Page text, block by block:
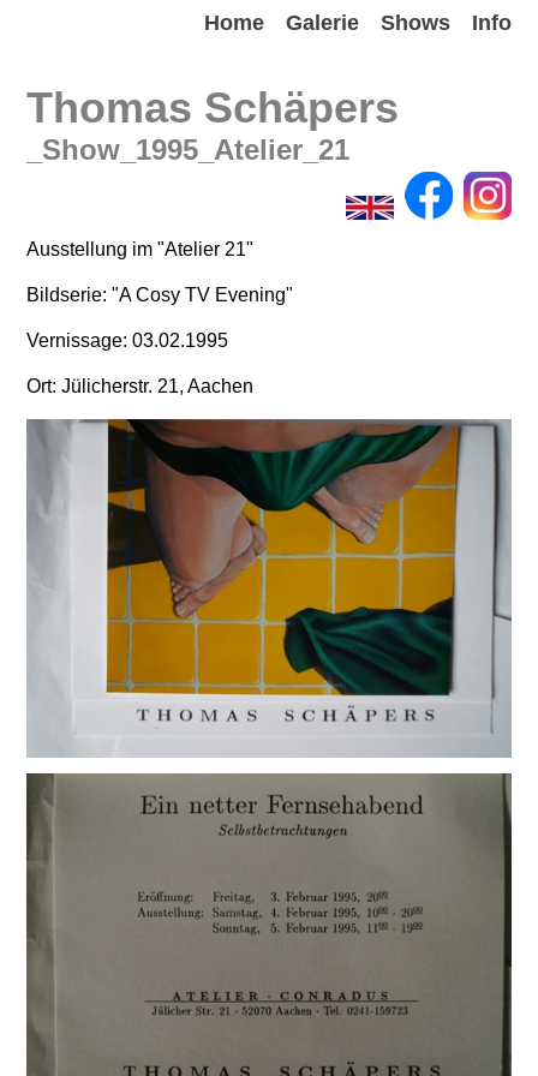
Home Galerie Shows Info
Thomas Schäpers
_Show_1995_Atelier_21
Ausstellung im "Atelier 21"
Bildserie: "A Cosy TV Evening"
Vernissage: 03.02.1995
Ort: Jülicherstr. 21, Aachen